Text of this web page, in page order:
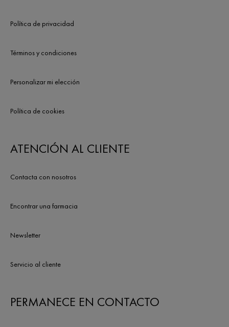
Política de privacidad
Términos y condiciones
Personalizar mi elección
Política de cookies
ATENCIÓN AL CLIENTE
Contacta con nosotros
Encontrar una farmacia
Newsletter
Servicio al cliente
PERMANECE EN CONTACTO